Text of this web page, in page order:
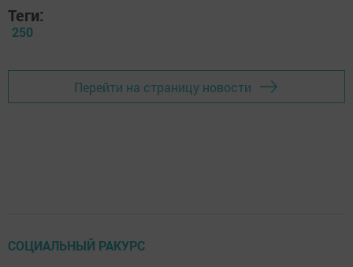
Теги:
250
Перейти на страницу новости
СОЦИАЛЬНЫЙ РАКУРС